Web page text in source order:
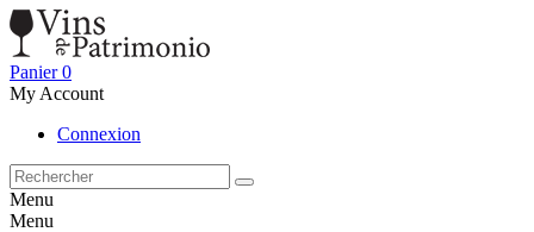
Panier 0
My Account
Connexion
Menu
Menu